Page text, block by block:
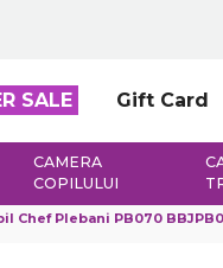
SALE Gift Card
CAMERA
COPILULUI
Chef Plebani PB070